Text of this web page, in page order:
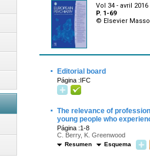
Vol 34 - avril 2016
P. 1-69
© Elsevier
· Editorial board
Página :IFC
· The relevance of
young people who
Página :1-8
C. Berry, K. Greenwood
Resumen Esquema